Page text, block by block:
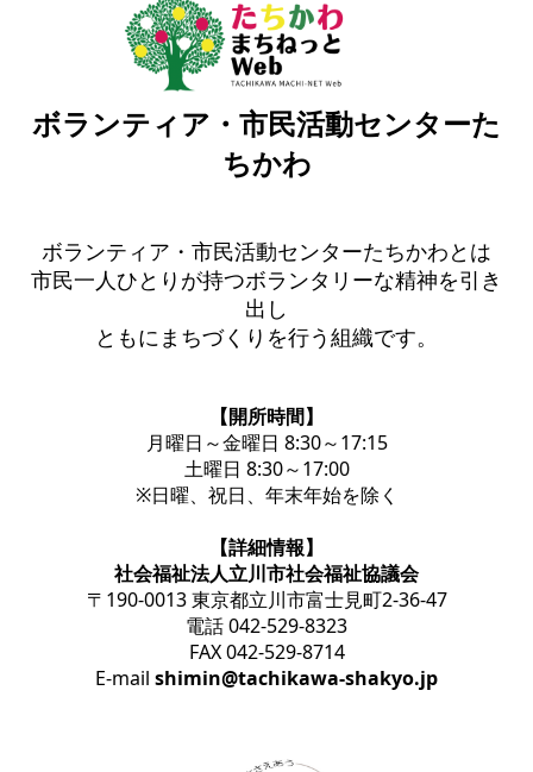
ボランティア・市民活動センターた
ちかわ
ボランティア・市民活動センターたちかわとは
市民一人ひとりが持つボランタリーな精神を引き
出し
ともにまちづくりを行う組織です。
【開所時間】
月曜日～金曜日 8:30～17:15
土曜日 8:30～17:00
※日曜、祝日、年末年始を除く
【詳細情報】
社会福祉法人立川市社会福祉協議会
〒190-0013 東京都立川市富士見町2-36-47
電話 042-529-8323
FAX 042-529-8714
E-mail shimin@tachikawa-shakyo.jp